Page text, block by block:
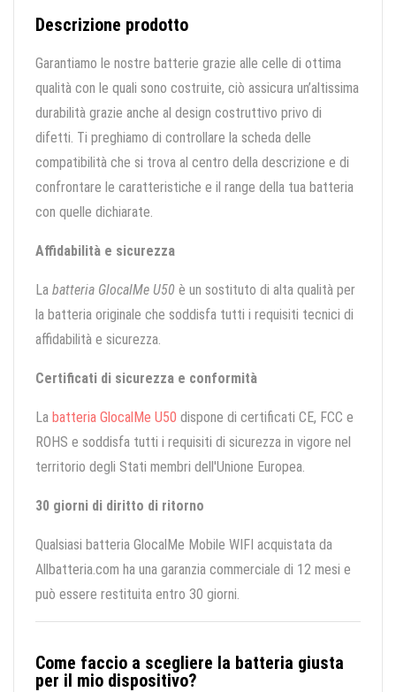
Descrizione prodotto
Garantiamo le nostre batterie grazie alle celle di ottima
qualità con le quali sono costruite, ciò assicura un’altissima
durabilità grazie anche al design costruttivo privo di
difetti. Ti preghiamo di controllare la scheda delle
compatibilità che si trova al centro della descrizione e di
confrontare le caratteristiche e il range della tua batteria
con quelle dichiarate.
Affidabilità e sicurezza
La batteria GlocalMe U50 è un sostituto di alta qualità per
la batteria originale che soddisfa tutti i requisiti tecnici di
affidabilità e sicurezza.
Certificati di sicurezza e conformità
La batteria GlocalMe U50 dispone di certificati CE, FCC e
ROHS e soddisfa tutti i requisiti di sicurezza in vigore nel
territorio degli Stati membri dell'Unione Europea.
30 giorni di diritto di ritorno
Qualsiasi batteria GlocalMe Mobile WIFI acquistata da
Allbatteria.com ha una garanzia commerciale di 12 mesi e
può essere restituita entro 30 giorni.
Come faccio a scegliere la batteria giusta
per il mio dispositivo?